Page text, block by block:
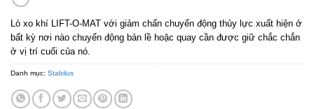
Lò xo khí LIFT-O-MAT với giảm chấn chuyển động thủy lực xuất hiện ở
bất kỳ nơi nào chuyển động bản lề hoặc quay cần được giữ chắc chắn
ở vị trí cuối của nó.
Danh mục: Stabilus